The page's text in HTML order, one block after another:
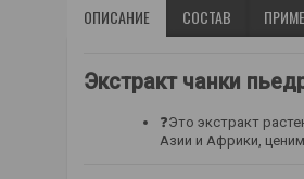
ОПИСАНИЕ СОСТАВ
Экстракт чанки
❓Это экстракт
Азии и Африки,